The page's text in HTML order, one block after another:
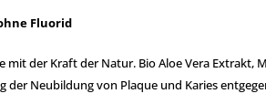
Fluorid
mit der Kraft der Natur. Bio Aloe Vera
der Neubildung von Plaque und Karies